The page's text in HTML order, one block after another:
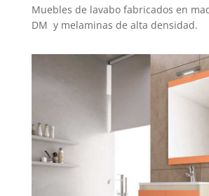
Muebles de lavabo fabricados en
DM y melaminas de alta densidad.